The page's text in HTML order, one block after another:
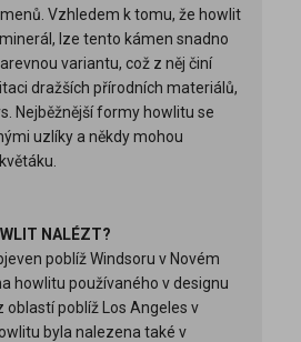
Vzhledem k tomu, že howlit
lze tento kámen snadno
variantu, což z něj činí
dražších přírodních materiálů,
Nejběžnější formy howlitu se
uzlíky a někdy mohou
NALÉZT?
poblíž Windsoru v Novém
howlitu používaného v designu
oblastí poblíž Los Angeles v
byla nalezena také v